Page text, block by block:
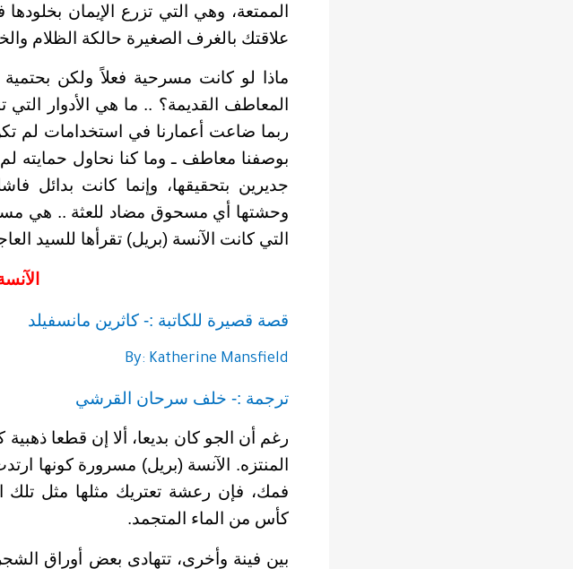
الممتعة، وهي التي تزرع الإيمان
علاقتك بالغرف الصغيرة حالكة الظلام
ماذا لو كانت مسرحية فعلاً ولكن
المعاطف القديمة؟ .. ما هي الأدوار
ربما ضاعت أعمارنا في استخدامات لم تكن
بوصفنا معاطف ـ وما كنا نحاول حمايته لم
جديرين بتحقيقها، وإنما كانت بدائل
وحشتها أي مسحوق مضاد للعثة .. هي
التي كانت الآنسة (بريل) تقرأها للسيد
قصة قصيرة للكاتبة :- كاثرين مانسفيلد
By: Katherine Mansfield
ترجمة :- خلف سرحان القرشي
رغم أن الجو كان بديعا، ألا إن قطعا
المنتزه. الآنسة (بريل) مسرورة كونها
فمك، فإن رعشة تعتريك مثلها مثل
كأس من الماء المتجمد.
بين فينة وأخرى، تتهادى بعض أوراق